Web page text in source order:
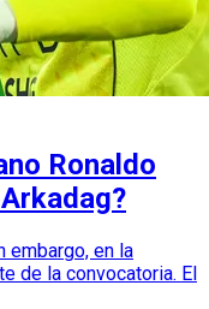
Ronaldo
embargo, en la
de la convocatoria. El